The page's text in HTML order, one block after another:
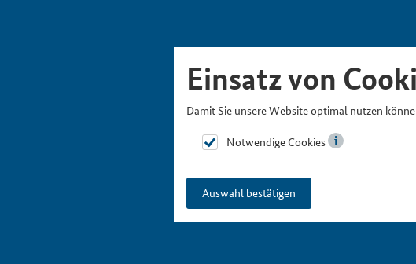
Einsatz von
Damit Sie unsere Website optimal nutzen
Notwendige Cookies
Auswahl bestätigen